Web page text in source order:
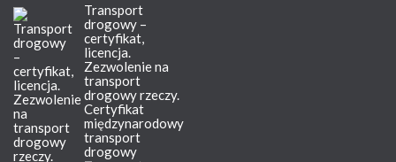
Transport
drogowy –
certyfikat,
licencja.
Zezwolenie na
transport
drogowy rzeczy.
Certyfikat
międzynarodowy
transport
drogowy